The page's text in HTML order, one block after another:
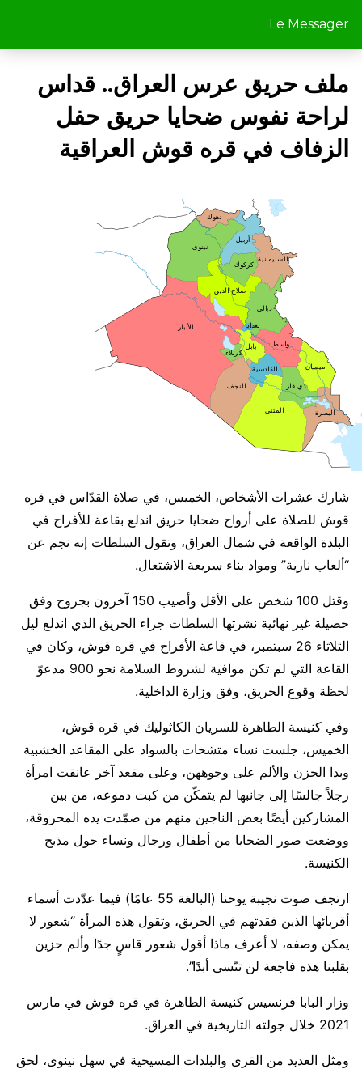
Le Messager
ملف حريق عرس العراق.. قداس
لراحة نفوس ضحايا حريق حفل
الزفاف في قره قوش العراقية
شارك عشرات الأشخاص، الخميس، في صلاة القدّاس في قره
قوش للصلاة على أرواح ضحايا حريق اندلع بقاعة للأفراح في
البلدة الواقعة في شمال العراق، وتقول السلطات إنه نجم عن
“ألعاب نارية” ومواد بناء سريعة الاشتعال.
وقتل 100 شخص على الأقل وأصيب 150 آخرون بجروح وفق
حصيلة غير نهائية نشرتها السلطات جراء الحريق الذي اندلع ليل
الثلاثاء 26 سبتمبر، في قاعة الأفراح في قره قوش، وكان في
القاعة التي لم تكن موافية لشروط السلامة نحو 900 مدعوّ
لحظة وقوع الحريق، وفق وزارة الداخلية.
وفي كنيسة الطاهرة للسريان الكاثوليك في قره قوش،
الخميس، جلست نساء متشحات بالسواد على المقاعد الخشبية
وبدا الحزن والألم على وجوههن، وعلى مقعد آخر عانقت امرأة
رجلاً جالسًا إلى جانبها لم يتمكّن من كبت دموعه، من بين
المشاركين أيضًا بعض الناجين منهم من ضمّدت يده المحروقة،
ووضعت صور الضحايا من أطفال ورجال ونساء حول مذبح
الكنيسة.
ارتجف صوت نجيبة يوحنا (البالغة 55 عامًا) فيما عدّدت أسماء
أقربائها الذين فقدتهم في الحريق، وتقول هذه المرأة “شعور لا
يمكن وصفه، لا أعرف ماذا أقول شعور قاسٍ جدًا وألم حزين
بقلبنا هذه فاجعة لن تنّسى أبدًا”.
وزار البابا فرنسيس كنيسة الطاهرة في قره قوش في مارس
2021 خلال جولته التاريخية في العراق.
ومثل العديد من القرى والبلدات المسيحية في سهل نينوى، لحق